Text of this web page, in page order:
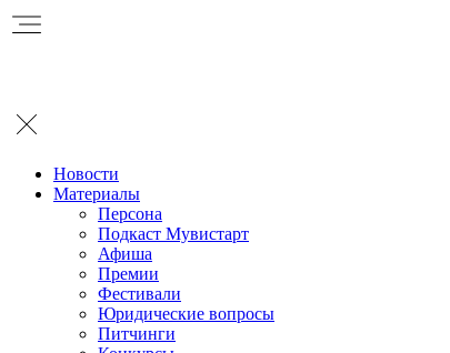
Новости
Материалы
Персона
Подкаст Мувистарт
Афиша
Премии
Фестивали
Юридические вопросы
Питчинги